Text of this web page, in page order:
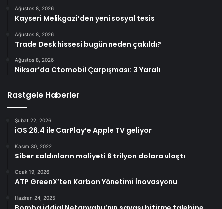
Ağustos 8, 2026
Kayseri Melikgazi’den yeni sosyal tesis
Ağustos 8, 2026
Trade Desk hissesi bugün neden çakıldı?
Ağustos 8, 2026
Niksar’da Otomobil Çarpışması: 3 Yaralı
Rastgele Haberler
Şubat 22, 2026
iOS 26.4 ile CarPlay’e Apple TV geliyor
Kasım 30, 2022
Siber saldırıların maliyeti 6 trilyon dolara ulaştı
Ocak 19, 2026
ATP GreenX’ten Karbon Yönetimi İnovasyonu
Haziran 24, 2025